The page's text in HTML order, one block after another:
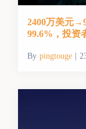
2400万美元
99.6%，投资
By pingtouge |